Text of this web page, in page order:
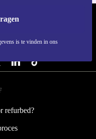
is te vinden in ons
- RETHINK NEW.
refurbed?